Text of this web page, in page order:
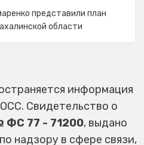
представили план
области
информация
Свидетельство о
77 - 71200, выдано
надзору в сфере связи,